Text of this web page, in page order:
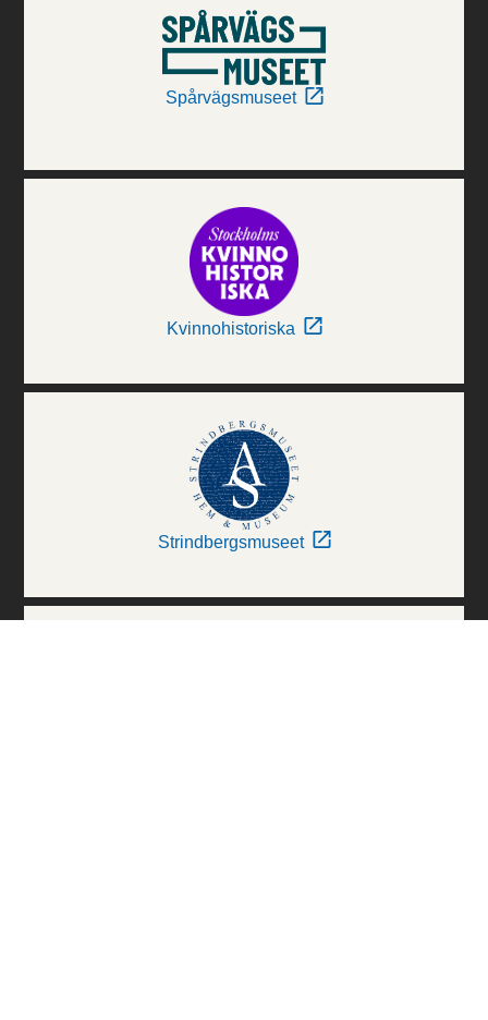
Spårvägsmuseet
Kvinnohistoriska
Strindbergsmuseet